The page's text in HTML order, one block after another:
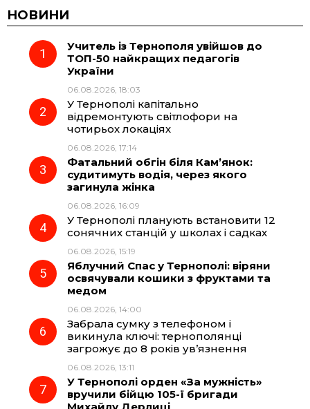
c
e
o
k
e
r
a
m
t
A
НОВИНИ
Учитель із Тернополя увійшов до
ТОП-50 найкращих педагогів
України
06.08.2026, 18:03
У Тернополі капітально
відремонтують світлофори на
чотирьох локаціях
06.08.2026, 17:14
Фатальний обгін біля Кам’янок:
судитимуть водія, через якого
загинула жінка
06.08.2026, 16:09
У Тернополі планують встановити 12
сонячних станцій у школах і садках
06.08.2026, 15:19
Яблучний Спас у Тернополі: віряни
освячували кошики з фруктами та
медом
06.08.2026, 14:00
Забрала сумку з телефоном і
викинула ключі: тернополянці
загрожує до 8 років ув’язнення
06.08.2026, 13:11
У Тернополі орден «За мужність»
вручили бійцю 105-ї бригади